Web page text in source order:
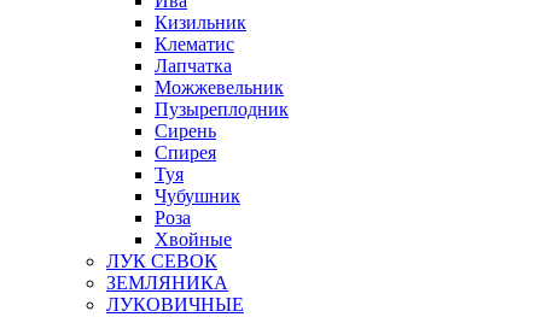
Кизильник
Клематис
Лапчатка
Можжевельник
Пузыреплодник
Сирень
Спирея
Туя
Чубушник
Роза
Хвойные
ЛУК СЕВОК
ЗЕМЛЯНИКА
ЛУКОВИЧНЫЕ